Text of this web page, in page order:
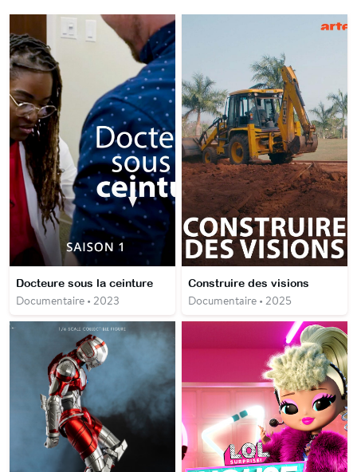
Docteure sous la ceinture
Documentaire • 2023
Construire des visions
Documentaire • 2025